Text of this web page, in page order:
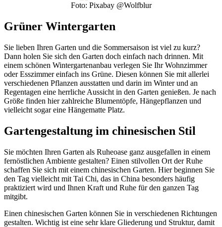
Foto: Pixabay @Wolfblur
Grüner Wintergarten
Sie lieben Ihren Garten und die Sommersaison ist viel zu kurz?
Dann holen Sie sich den Garten doch einfach nach drinnen. Mit
einem schönen Wintergartenanbau verlegen Sie Ihr Wohnzimmer
oder Esszimmer einfach ins Grüne. Diesen können Sie mit allerlei
verschiedenen Pflanzen ausstatten und darin im Winter und an
Regentagen eine herrliche Aussicht in den Garten genießen. Je nach
Größe finden hier zahlreiche Blumentöpfe, Hängepflanzen und
vielleicht sogar eine Hängematte Platz.
Gartengestaltung im chinesischen Stil
Sie möchten Ihren Garten als Ruheoase ganz ausgefallen in einem
fernöstlichen Ambiente gestalten? Einen stilvollen Ort der Ruhe
schaffen Sie sich mit einem chinesischen Garten. Hier beginnen Sie
den Tag vielleicht mit Tai Chi, das in China besonders häufig
praktiziert wird und Ihnen Kraft und Ruhe für den ganzen Tag
mitgibt.
Einen chinesischen Garten können Sie in verschiedenen Richtungen
gestalten. Wichtig ist eine sehr klare Gliederung und Struktur, damit